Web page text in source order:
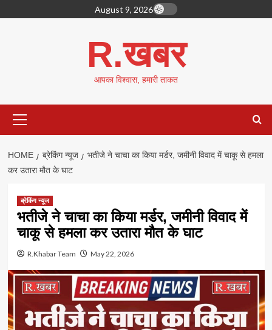
to
August 9, 2026
R.खबर
आपका विश्वास, हमारी ताकत
Menu
HOME ब्रेकिंग न्यूज
भतीजे ने चाचा का किया मर्डर, जमीनी विवाद में चाकू से हमला
कर उतारा मौत के घाट
ब्रेकिंग न्यूज
भतीजे ने चाचा का किया मर्डर, जमीनी विवाद में
चाकू से हमला कर उतारा मौत के घाट
R.Khabar Team May 22, 2026